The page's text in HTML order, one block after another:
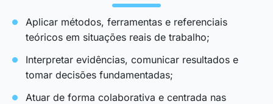
Aplicar métodos, ferramentas e referenciais
teóricos em situações reais de trabalho;
Interpretar evidências, comunicar resultados e
tomar decisões fundamentadas;
Atuar de forma colaborativa e centrada nas